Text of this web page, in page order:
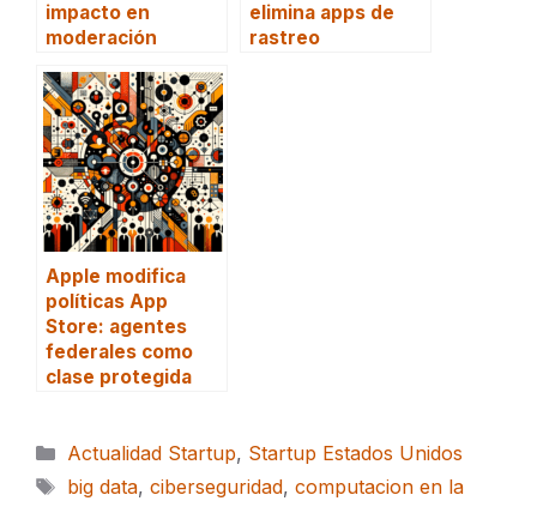
impacto en
moderación
elimina apps de
rastreo
Apple modifica
políticas App
Store: agentes
federales como
clase protegida
Categorías
Actualidad Startup, Startup Estados Unidos
Etiquetas
big data, ciberseguridad, computacion en la